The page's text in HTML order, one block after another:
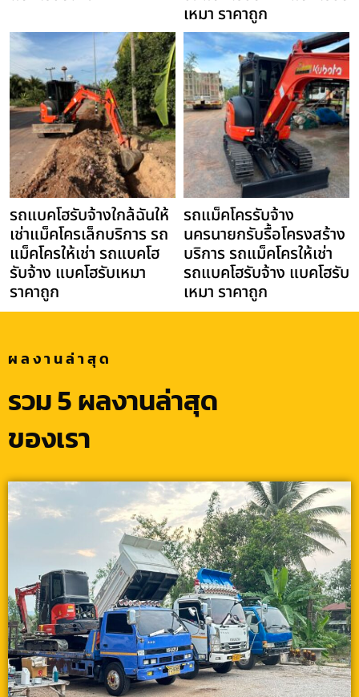
เหมา ราคาถูก
รถแบคโฮรับจ้างใกล้ฉันให้
เช่าแม็คโครเล็กบริการ รถ
แม็คโครให้เช่า รถแบคโฮ
รับจ้าง แบคโฮรับเหมา
ราคาถูก
รถแม็คโครรับจ้าง
นครนายกรับรื้อโครงสร้าง
บริการ รถแม็คโครให้เช่า
รถแบคโฮรับจ้าง แบคโฮรับ
เหมา ราคาถูก
ผลงานล่าสุด
รวม 5 ผลงานล่าสุด
ของเรา